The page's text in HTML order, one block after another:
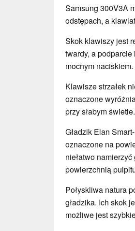
Samsung 300V3A
odstępach, a
Skok klawiszy jest
twardy, a
mocnym naciskiem.
Klawisze strzałek
oznaczone
przy słabym
Gładzik Elan
oznaczone na
niełatwo
powierzchnią
Połyskliwa natura
gładzika. Ich skok
możliwe jest